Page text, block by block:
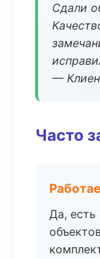
Сдали
—
Часто
Да,